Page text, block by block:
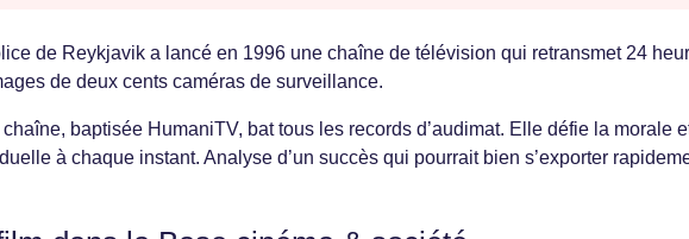
de Reykjavik a lancé en 1996 une chaîne de télévision qui retransmet 24
de deux cents caméras de surveillance.
baptisée HumaniTV, bat tous les records d’audimat. Elle défie la morale
à chaque instant. Analyse d’un succès qui pourrait bien s’exporter